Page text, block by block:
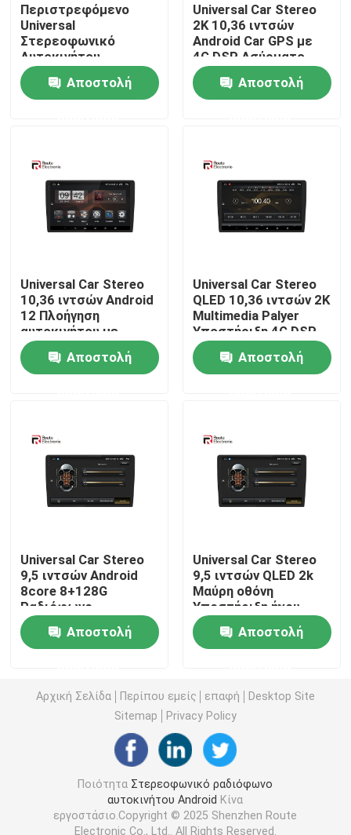
Αρχική Σελίδα
Προϊόντα
Γύρος εργοστασίων
Ποιοτικός έλεγχος
επαφή
Νέα
Όλες οι περιπτώσεις
Στερεοφωνικό ραδιόφωνο αυτοκινήτου Android
Καθολικό στερεοφωνικό συγκρότημα αυτοκινήτων
Ραδιόφωνο αυτοκινήτου cOem
τηλεοπτική διεπαφή αυτοκινήτων
360 Πανοραμική κάμερα αυτοκινήτου
Περιστρεφόμενο
Universal
Στερεοφωνικό
Αυτοκινήτου,
Ραδιόφωνο διπλού
Din 10,1 ιντσών με
κάμερα πανοράματος
Αποστολή
Universal Car Stereo
2K 10,36 ιντσών
Android Car GPS με
4G DSP Ασύρματο
Carplay Car
MultimediaΑποστολή
Universal Car Stereo
10,36 ιντσών Android
12 Πλοήγηση
αυτοκινήτου με
μαύρη οθόνη 2 k 4G
DSP
Αποστολή
Universal Car Stereo
QLED 10,36 ιντσών 2K
Multimedia Palyer
Υποστήριξη 4G DSP
Ενσωματωμένο
σύστημα προβολής
πουλιών 360
Αποστολή
Universal Car Stereo
9,5 ιντσών Android
8core 8+128G
Ραδιόφωνο
αυτοκινήτου με Wifi
Bluetooth 4G DSP
Ασύρματο Carplay
Αποστολή
Universal Car Stereo
9,5 ιντσών QLED 2k
Μαύρη οθόνη
Υποστήριξη ήχου
αυτοκινήτου
Ενσωματωμένη
πανοραμική κάμερα
Αποστολή
Αρχική Σελίδα Περίπου εμείς επαφή
Desktop Site
Sitemap
Privacy Policy
Ποιότητα Στερεοφωνικό ραδιόφωνο
αυτοκινήτου Android Κίνα
εργοστάσιο.Copyright © 2025 Shenzhen Route
Electronic Co., Ltd.. All Rights Reserved.